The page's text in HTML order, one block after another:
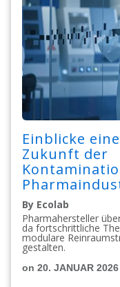
Einblicke
Zukunft der
By Ecolab
Pharmahersteller
da fortschrittliche
modulare
gestalten.
on 20. JANUAR 2026